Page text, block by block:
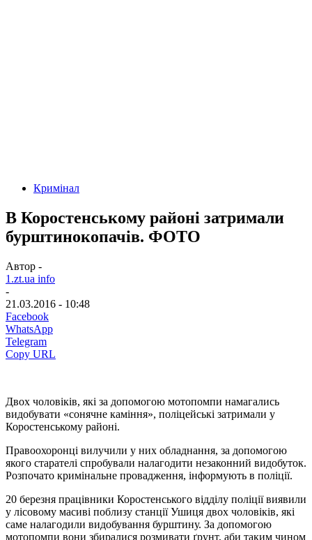
Кримінал
В Коростенському районі затримали
бурштинокопачів. ФОТО
Автор -
1.zt.ua info
-
21.03.2016 - 10:48
Facebook
WhatsApp
Telegram
Copy URL
Двох чоловіків, які за допомогою мотопомпи намагались
видобувати «сонячне каміння», поліцейські затримали у
Коростенському районі.
Правоохоронці вилучили у них обладнання, за допомогою
якого старателі спробували налагодити незаконний видобуток.
Розпочато кримінальне провадження, інформують в поліції.
20 березня працівники Коростенського відділу поліції виявили
у лісовому масиві поблизу станції Ушиця двох чоловіків, які
саме налагодили видобування бурштину. За допомогою
мотопомпи вони збиралися розмивати ґрунт, аби таким чином